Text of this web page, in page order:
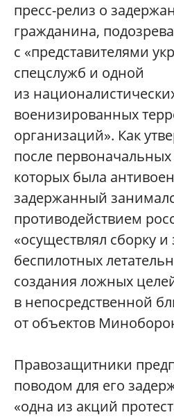
пресс-релиз о
гражданина,
с «представителями
спецслужб и одной
из
военизированных
организаций». Как
после
которых была
задержанный
противодействием
«осуществлял сборку и
беспилотных
создания ложных
в непосредственной
от объектов
Правозащитники
поводом для его
«одна из акций